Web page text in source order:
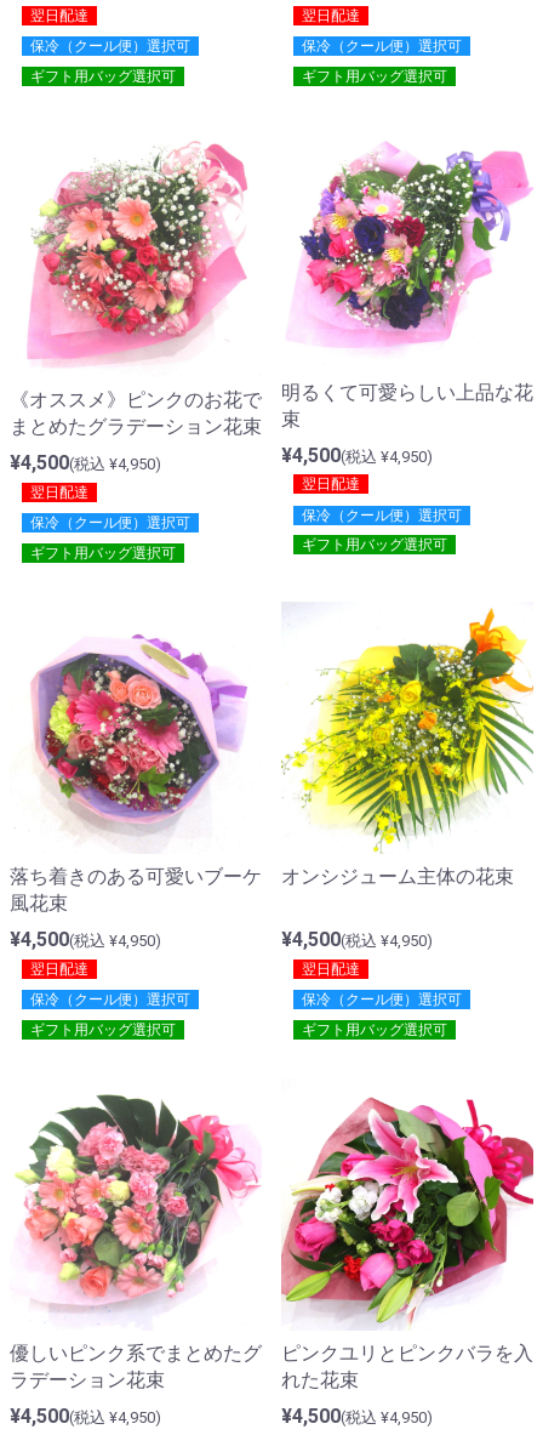
翌日配達
保冷（クール便）選択可
ギフト用バッグ選択可
翌日配達
保冷（クール便）選択可
ギフト用バッグ選択可
《オススメ》ピンクのお花で
まとめたグラデーション花束
¥4,500(税込 ¥4,950)
翌日配達
保冷（クール便）選択可
ギフト用バッグ選択可
明るくて可愛らしい上品な花
束
¥4,500(税込 ¥4,950)
翌日配達
保冷（クール便）選択可
ギフト用バッグ選択可
落ち着きのある可愛いブーケ
風花束
¥4,500(税込 ¥4,950)
翌日配達
保冷（クール便）選択可
ギフト用バッグ選択可
オンシジューム主体の花束
¥4,500(税込 ¥4,950)
翌日配達
保冷（クール便）選択可
ギフト用バッグ選択可
優しいピンク系でまとめたグ
ラデーション花束
¥4,500(税込 ¥4,950)
ピンクユリとピンクバラを入
れた花束
¥4,500(税込 ¥4,950)